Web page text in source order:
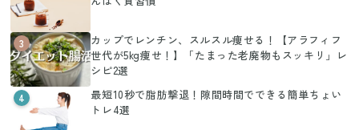
3
カップでレンチン、スルスル痩せる！【アラフィフ
世代が5kg痩せ！】「たまった老廃物もスッキリ」レ
シピ2選
4
最短10秒で脂肪撃退！隙間時間でできる簡単ちょい
トレ4選